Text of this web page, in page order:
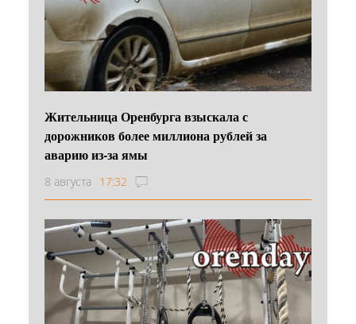
Жительница Оренбурга взыскала с
дорожников более миллиона рублей за
аварию из-за ямы
8 августа 17:32